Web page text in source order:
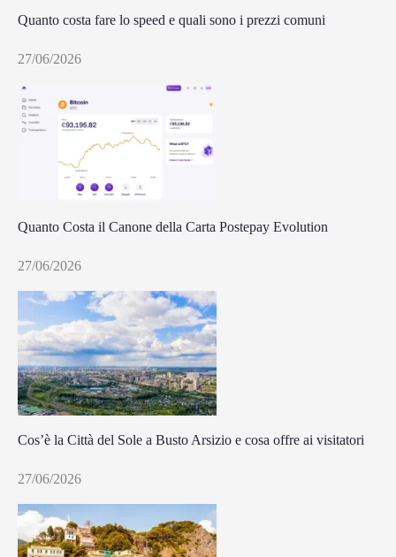
Quanto costa fare lo speed e quali sono i prezzi comuni
27/06/2026
Quanto Costa il Canone della Carta Postepay Evolution
27/06/2026
Cos’è la Città del Sole a Busto Arsizio e cosa offre ai visitatori
27/06/2026